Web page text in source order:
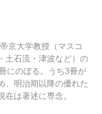
京大学教授（マスコ
土石流・津波など）の
にのぼる。うち3冊が
、明治期以降の優れた
は著述に専念。